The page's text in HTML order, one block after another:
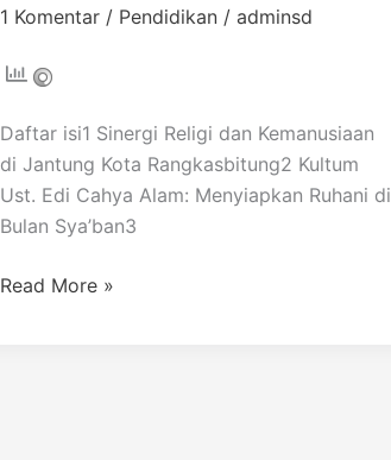
1 Komentar / Pendidikan/ adminsd
Daftar isi1 Sinergi Religi dan Kemanusiaan
di Jantung Kota Rangkasbitung2 Kultum
Ust. Edi Cahya Alam: Menyiapkan Ruhani di
Bulan Sya’ban3
Read More »